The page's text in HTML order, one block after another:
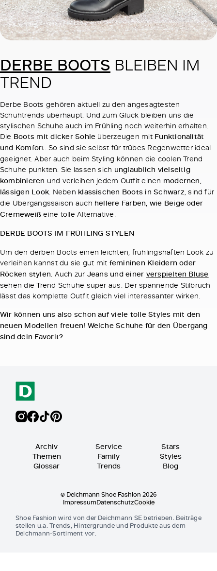
DERBE BOOTS BLEIBEN IM
TREND
Derbe Boots gehören aktuell zu den angesagtesten
Schuhtrends überhaupt. Und zum Glück bleiben uns die
stylischen Schuhe auch im Frühling noch weiterhin erhalten.
Die Boots mit dicker Sohle überzeugen mit Funktionalität
und Komfort . So sind sie selbst für trübes Regenwetter ideal
geeignet. Aber auch beim Styling können die coolen Trend
Schuhe punkten. Sie lassen sich unglaublich vielseitig
kombinieren und verleihen jedem Outfit einen modernen,
lässigen Look . Neben klassischen Boots in Schwarz , sind für
die Übergangssaison auch hellere Farben, wie Beige oder
Cremeweiß eine tolle Alternative.
DERBE BOOTS IM FRÜHLING STYLEN
Um den derben Boots einen leichten, frühlingshaften Look zu
verleihen kannst du sie gut mit femininen Kleidern oder
Röcken stylen . Auch zur Jeans und einer verspielten Bluse
sehen die Trend Schuhe super aus. Der spannende Stilbruch
lässt das komplette Outfit gleich viel interessanter wirken.
Wir können uns also schon auf viele tolle Styles mit den
neuen Modellen freuen! Welche Schuhe für den Übergang
sind dein Favorit?
Archiv
Themen
Glossar
Service
Family
Trends
Stars
Styles
Blog
© Deichmann Shoe Fashion 2026
ImpressumDatenschutzCookie
Shoe Fashion wird von der Deichmann SE betrieben. Beiträge
stellen u.a. Trends, Hintergründe und Produkte aus dem
Deichmann-Sortiment vor.